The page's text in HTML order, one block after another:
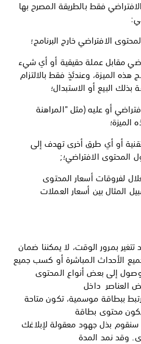
فقط بالطريقة المصرح بها
الافتراضي خارج البرنامج؛
مقابل عملة حقيقية أو أي شيء
هذه الميزة، وعندئذٍ فقط بالالتزام
بذلك البيع أو الاستبدال؛
أو عليه (مثل "المراهنة
الميزة؛
أو أي طرق أخرى تهدف إلى
المحتوى الافتراضي؛;
لفروقات أسعار المحتوى
المثال بين أسعار العملات
تتغير بمرور الوقت، لا يمكننا ضمان
الأحداث المباشرة أو كسب جميع
إلى بعض أنواع المحتوى
العناصر داخل
ببطاقة موسمية، تكون متاحة
يكون محتوى بطاقة
بذل جهود معقولة لإبلاغك
وقد نمد المدة